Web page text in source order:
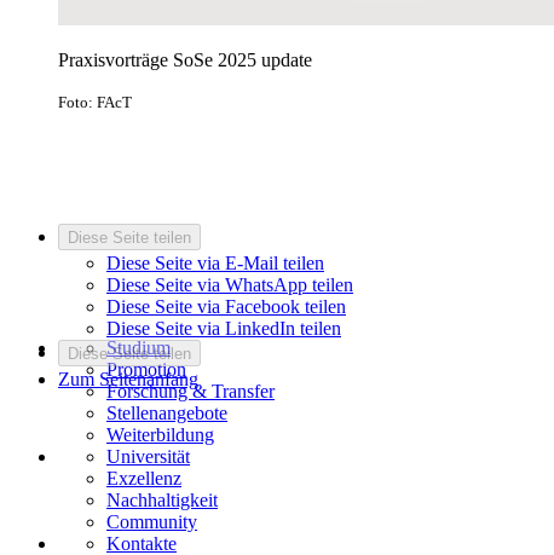
Praxisvorträge SoSe 2025 update
Foto: FAcT
Diese Seite teilen
Diese Seite via E-Mail teilen
Diese Seite via WhatsApp teilen
Diese Seite via Facebook teilen
Diese Seite via LinkedIn teilen
Diese Seite teilen
Zum Seitenanfang
Studium
Promotion
Forschung & Transfer
Stellenangebote
Weiterbildung
Universität
Exzellenz
Nachhaltigkeit
Community
Kontakte